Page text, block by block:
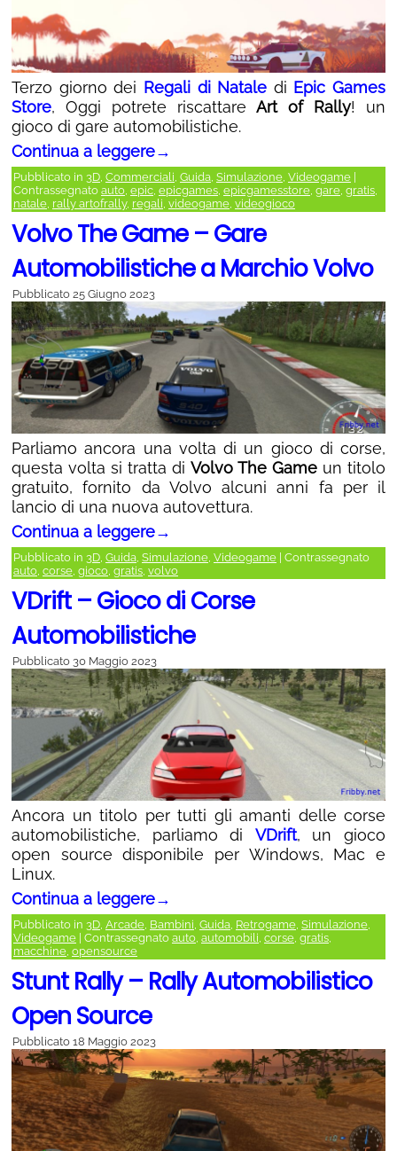
Terzo giorno dei Regali di Natale di Epic Games
Store, Oggi potrete riscattareArt of Rally! un
gioco di gare automobilistiche.
Continua a leggere→
Pubblicato in 3D, Commerciali, Guida, Simulazione, Videogame
Contrassegnato auto, epic, epicgames, epicgamesstore, gare, gratis,
natale, rally artofrally, regali, videogame, videogioco
Volvo The Game – Gare
Automobilistiche a Marchio Volvo
Pubblicato 25 Giugno 2023
Parliamo ancora una volta di un gioco di corse,
questa volta si tratta di Volvo The Game un titolo
gratuito, fornito da Volvo alcuni anni fa per il
lancio di una nuova autovettura.
Continua a leggere→
Pubblicato in 3D, Guida, Simulazione, Videogame Contrassegnato
auto, corse, gioco, gratis, volvo
VDrift – Gioco di Corse
Automobilistiche
Pubblicato 30 Maggio 2023
Ancora un titolo per tutti gli amanti delle corse
automobilistiche, parliamo di VDrift, un gioco
open source disponibile per Windows, Mac e
Linux.
Continua a leggere→
Pubblicato in 3D, Arcade, Bambini, Guida, Retrogame, Simulazione,
Videogame Contrassegnato auto, automobili, corse, gratis,
macchine, opensource
Stunt Rally – Rally Automobilistico
Open Source
Pubblicato 18 Maggio 2023